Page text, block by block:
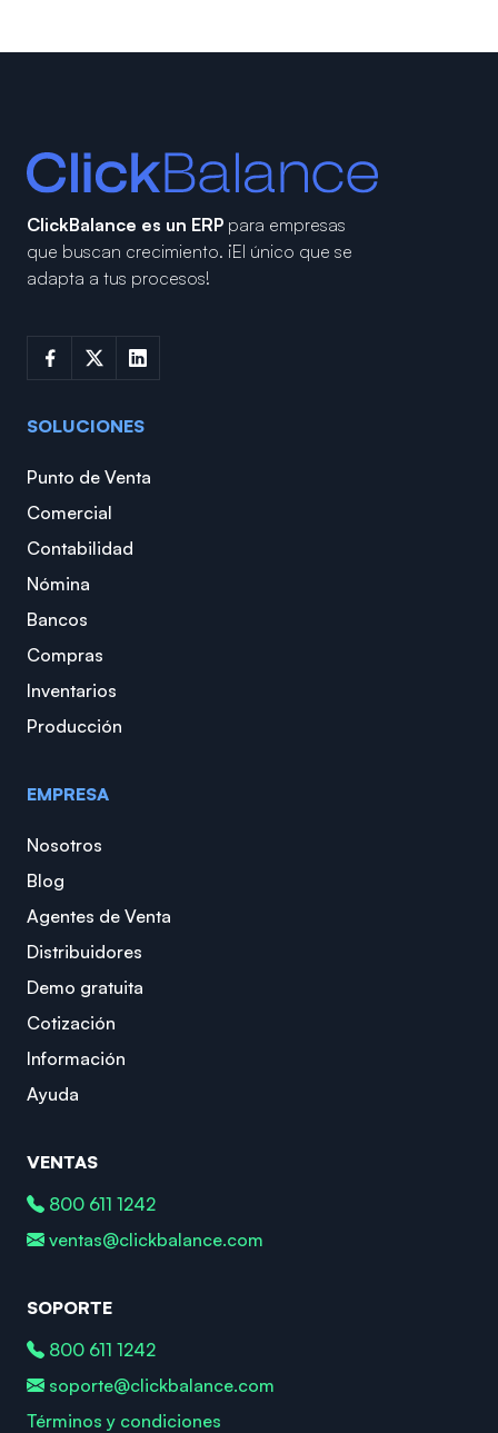
ClickBalance es un ERP para empresas
que buscan crecimiento. ¡El único que se
adapta a tus procesos!
SOLUCIONES
Punto de Venta
Comercial
Contabilidad
Nómina
Bancos
Compras
Inventarios
Producción
EMPRESA
Nosotros
Blog
Agentes de Venta
Distribuidores
Demo gratuita
Cotización
Información
Ayuda
VENTAS
800 611 1242
ventas@clickbalance.com
SOPORTE
800 611 1242
soporte@clickbalance.com
Términos y condiciones